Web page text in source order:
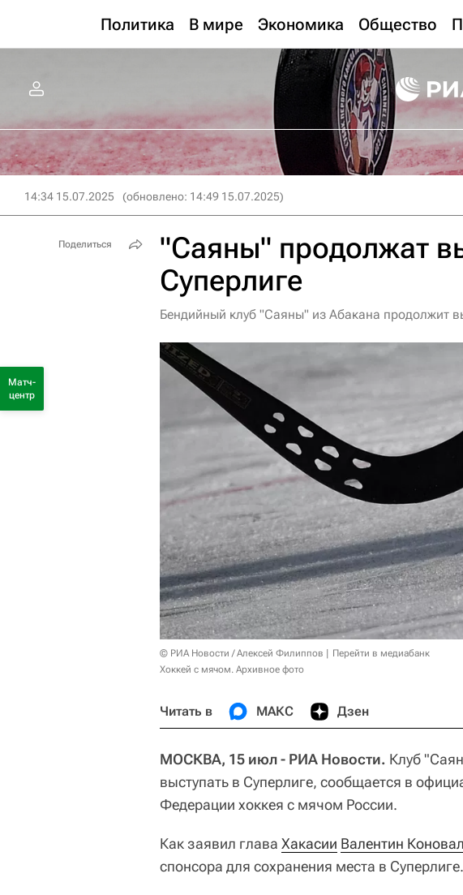
Политика В мире Экономика Общество
14:34 15.07.2025 (обновлено: 14:49 15.07.2025)
"Саяны" продолжат
Суперлиге
Бендийный клуб "Саяны" из Абакана продолжит
© РИА Новости / Алексей Филиппов
Перейти в медиабанк
Хоккей с мячом. Архивное фото
Читать в МАКС Дзен
МОСКВА, 15 июл - РИА Новости. Клуб
выступать в Суперлиге, сообщается в
Федерации хоккея с мячом России.
Как заявил глава Хакасии Валентин
спонсора для сохранения места в Суперлиге.
Поделиться
Матч-
центр